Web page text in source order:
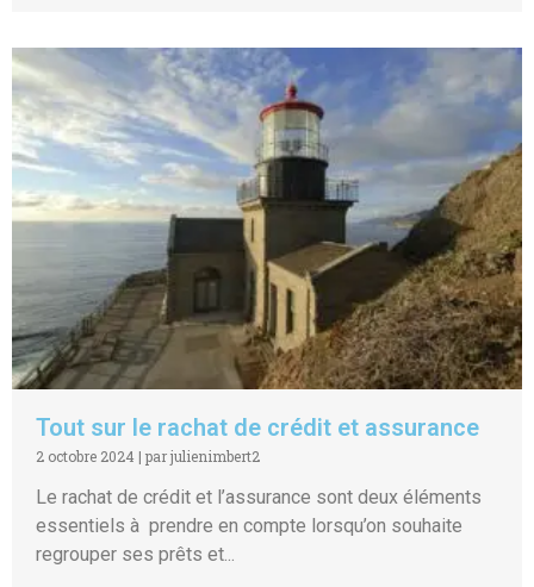
Tout sur le rachat de crédit et assurance
2 octobre 2024 | par julienimbert2
Le rachat de crédit et l’assurance sont deux éléments
essentiels à prendre en compte lorsqu’on souhaite
regrouper ses prêts et...